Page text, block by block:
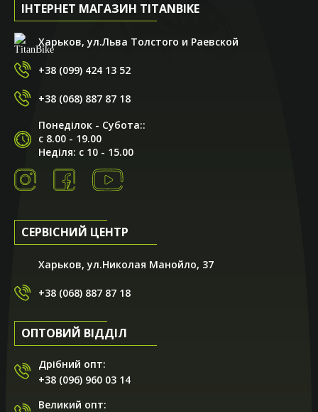
ІНТЕРНЕТ МАГАЗИН TITANBIKE
Харьков, ул.Льва Толстого и Раевской
+38 (099) 424 13 52
+38 (068) 887 87 18
Понеділок - Субота::
с 8.00 - 19.00
Неділя: с 10 - 15.00
СЕРВІСНИЙ ЦЕНТР
Харьков, ул.Николая Манойло, 37
+38 (068) 887 87 18
ОПТОВИЙ ВІДДІЛ
Дрібний опт:
+38 (096) 960 03 14
Великий опт: